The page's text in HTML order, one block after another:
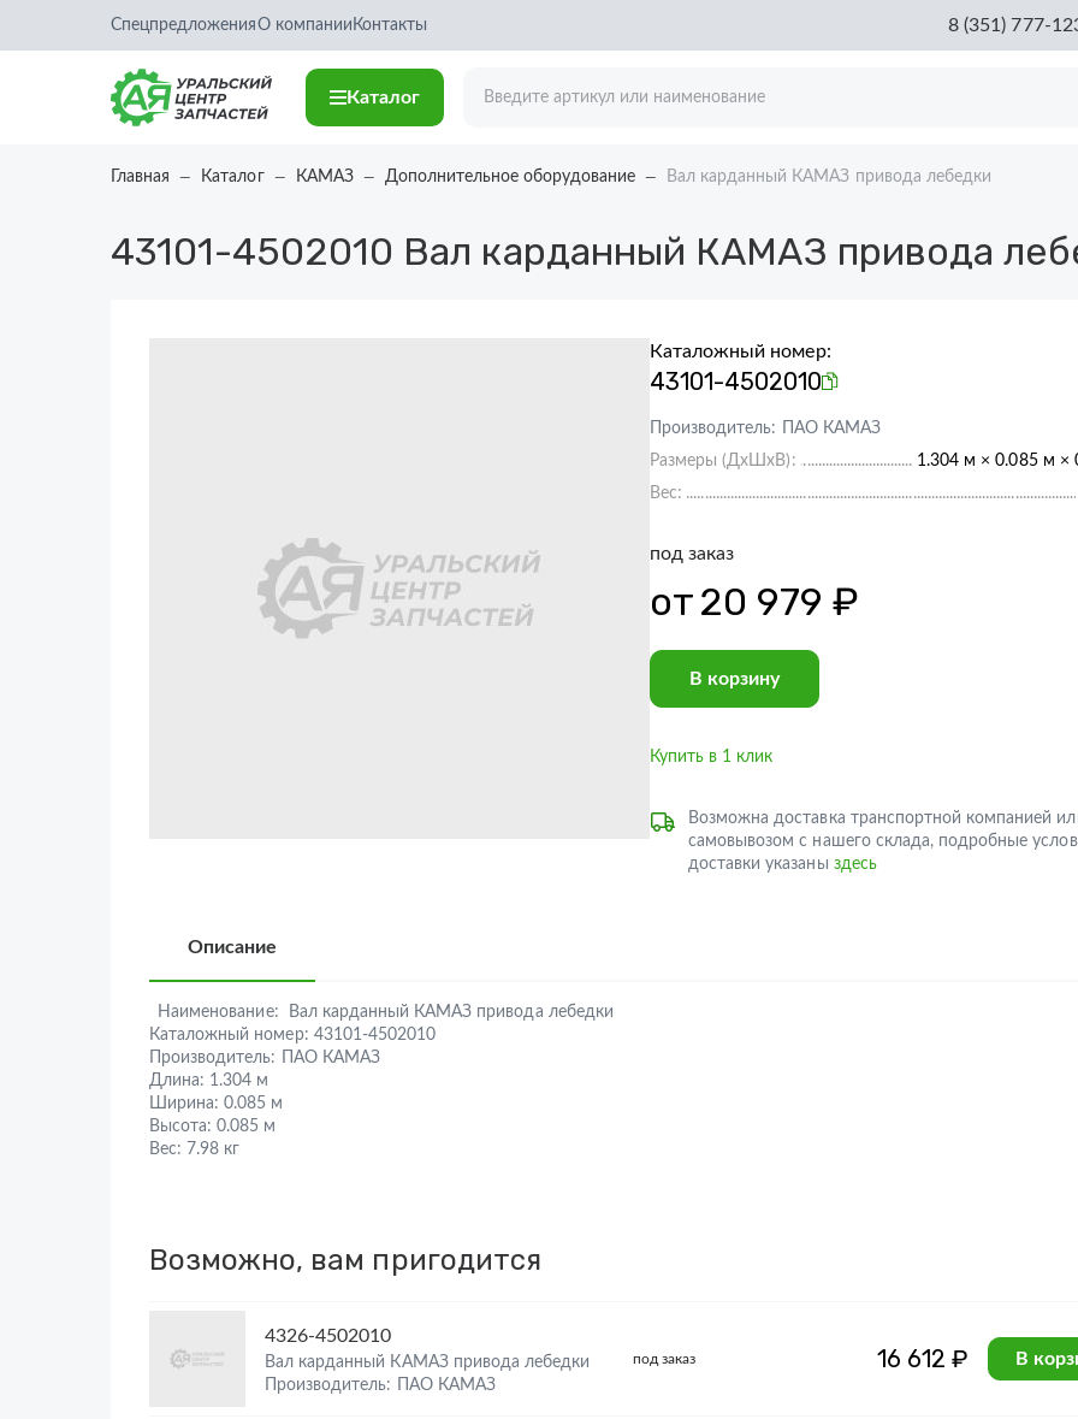
СпецпредложенияО компании Контакты 8 (351) 777-
Каталог
Главная Каталог КАМАЗ Дополнительное оборудование Вал карданный КАМАЗ привода лебедки
43101-4502010 Вал карданный КАМАЗ привода
Каталожный номер:
43101-4502010
Производитель:
ПАО КАМАЗ
Размеры (ДхШхВ):
1.304 м × 0.085 м ×
Вес:
под заказ
от20 979 ₽
В корзину
Купить в 1 клик
Возможна доставка транспортной компанией
самовывозом с нашего склада, подробные
доставки указаны здесь
Описание
Наименование:
Вал карданный КАМАЗ привода лебедки
Каталожный номер: 43101-4502010
Производитель:
ПАО КАМАЗ
Длина: 1.304 м
Ширина: 0.085 м
Высота: 0.085 м
Вес: 7.98 кг
Возможно, вам пригодится
4326-4502010
Вал карданный КАМАЗ привода лебедки
Производитель: ПАО КАМАЗ
под заказ 16 612 ₽ В